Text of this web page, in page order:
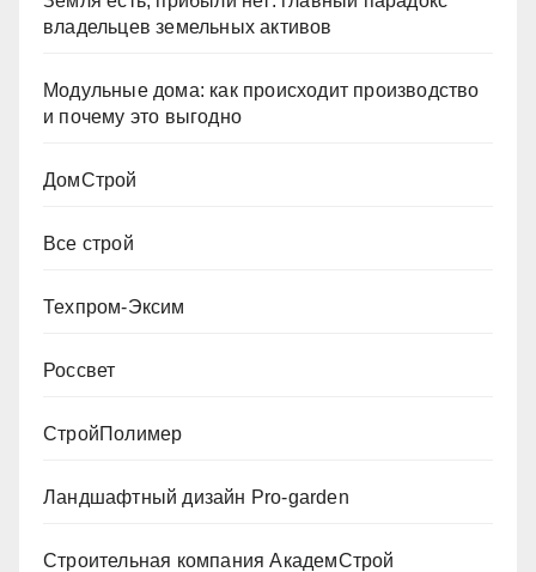
владельцев земельных активов
Модульные дома: как происходит производство
и почему это выгодно
ДомСтрой
Все строй
Техпром-Эксим
Россвет
СтройПолимер
Ландшафтный дизайн Pro-garden
Строительная компания АкадемСтрой